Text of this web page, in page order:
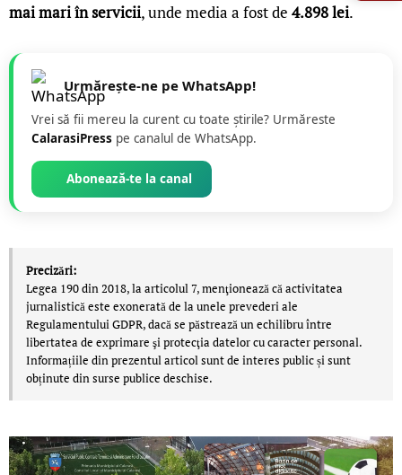
mai mari în servicii, unde media a fost de 4.898 lei.
Urmărește-ne pe WhatsApp!
Vrei să fii mereu la curent cu toate știrile? Urmăreste
CalarasiPress pe canalul de WhatsApp.
Abonează-te la canal
Precizări:
Legea 190 din 2018, la articolul 7, menţionează că activitatea
jurnalistică este exonerată de la unele prevederi ale
Regulamentului GDPR, dacă se păstrează un echilibru între
libertatea de exprimare şi protecţia datelor cu caracter personal.
Informațiile din prezentul articol sunt de interes public și sunt
obținute din surse publice deschise.